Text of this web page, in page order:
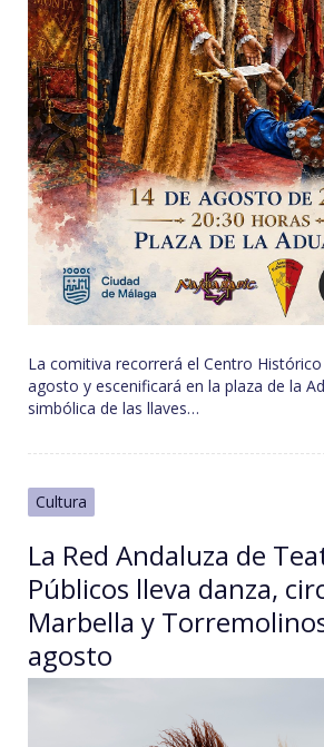
La comitiva recorrerá el Centro
agosto y escenificará en la plaza de la
simbólica de las llaves…
Cultura
La Red Andaluza de
Públicos lleva danza,
Marbella y
agosto